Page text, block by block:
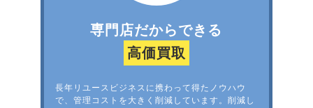
専門店だからできる
高価買取
長年リユースビジネスに携わって得たノウハウ
で、管理コストを大きく削減しています。削減し